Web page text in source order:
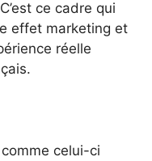
ce cadre qui
effet marketing et
réelle
comme celui-ci